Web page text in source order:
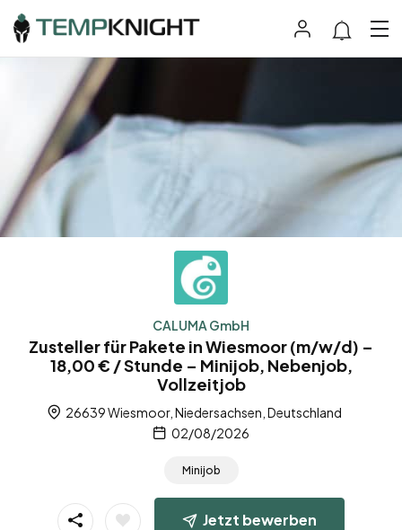
CALUMA GmbH
Zusteller für Pakete in Wiesmoor (m/w/d) –
18,00 € / Stunde – Minijob, Nebenjob,
Vollzeitjob
26639 Wiesmoor, Niedersachsen, Deutschland
02/08/2026
Minijob
Jetzt bewerben